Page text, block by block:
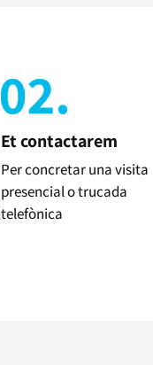
Et contactarem
Per concretar una visita
presencial o trucada
telefònica